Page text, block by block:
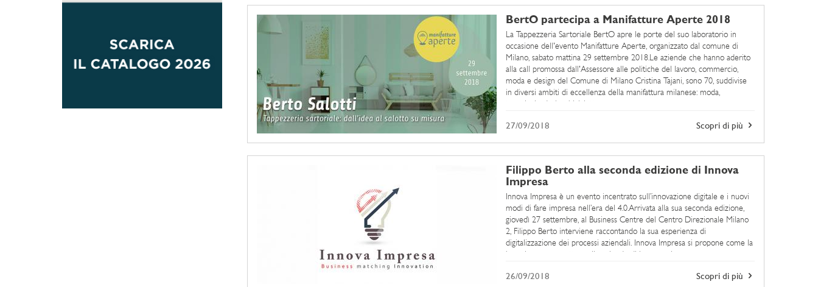
BertO partecipa a Manifatture Aperte 2018
La Tappezzeria Sartoriale BertO apre le porte del suo laboratorio in
occasione dell'evento Manifatture Aperte, organizzato dal comune di
Milano, sabato mattina 29 settembre 2018.Le aziende che hanno aderito
alla call promossa dall'Assessore alle politiche del lavoro, commercio,
moda e design del Comune di Milano Cristina Tajani, sono 70, suddivise
in diversi ambiti di eccellenza della manifattura milanese: moda,
tecnologia, design, biciclette, ...
Scopri di più
27/09/2018
Filippo Berto alla seconda edizione di Innova
Impresa
Innova Impresa è un evento incentrato sull’innovazione digitale e i nuovi
modi di fare impresa nell’era del 4.0.Arrivata alla sua seconda edizione,
giovedì 27 settembre, al Business Centre del Centro Direzionale Milano
2, Filippo Berto interviene raccontando la sua esperienza di
digitalizzazione dei processi aziendali. Innova Impresa si propone come la
Scopri di più
26/09/2018